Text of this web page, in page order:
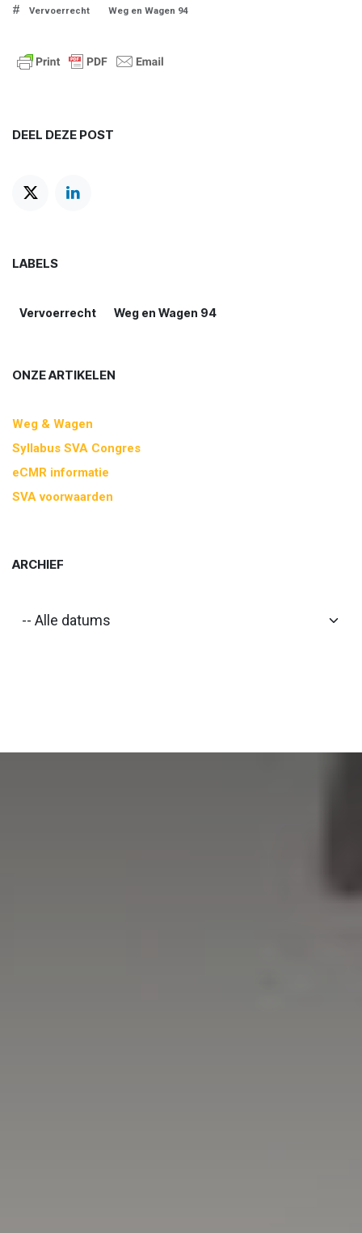
#
Vervoerrecht Weg en Wagen 94
DEEL DEZE POST
LABELS
Vervoerrecht Weg en Wagen 94
ONZE ARTIKELEN
Weg & Wagen
Syllabus SVA Congres
eCMR informatie
SVA voorwaarden
ARCHIEF